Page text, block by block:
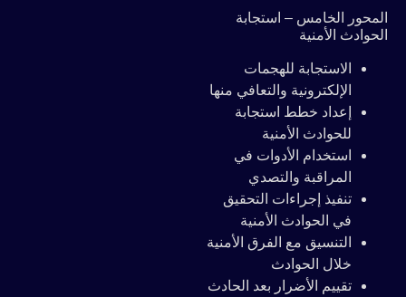
الخامس – استجابة
الأمنية
الاستجابة للهجمات
الإلكترونية والتعافي منها
إعداد خطط استجابة
للحوادث الأمنية
استخدام الأدوات في
المراقبة والتصدي
تنفيذ إجراءات التحقيق
في الحوادث الأمنية
التنسيق مع الفرق الأمنية
خلال الحوادث
تقييم الأضرار بعد الحادث